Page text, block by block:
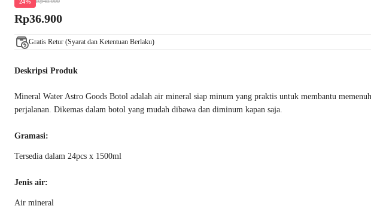
24%
Rp36.900
Gratis Retur (Syarat dan Ketentuan Berlaku)
Deskripsi Produk
Mineral Water Astro Goods Botol adalah air mineral siap minum yang praktis untuk membantu
perjalanan. Dikemas dalam botol yang mudah dibawa dan diminum kapan saja.
Gramasi:
Tersedia dalam 24pcs x 1500ml
Jenis air:
Air mineral